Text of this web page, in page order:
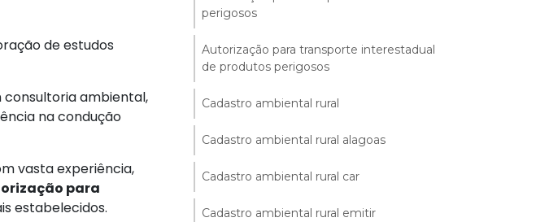
de estudos
ambiental,
na condução
vasta experiência,
para
estabelecidos.
perigosos
Autorização para transporte interestadual
de produtos perigosos
Cadastro ambiental rural
Cadastro ambiental rural alagoas
Cadastro ambiental rural car
Cadastro ambiental rural emitir